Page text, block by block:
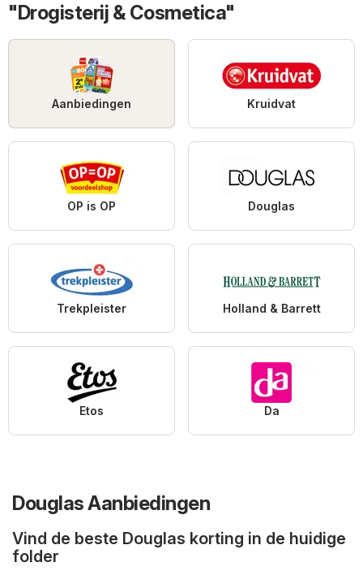
"Drogisterij & Cosmetica"
Aanbiedingen Kruidvat
OP is OP Douglas
Trekpleister Holland & Barrett
Etos Da
Douglas Aanbiedingen
Vind de beste Douglas korting in de huidige
folder